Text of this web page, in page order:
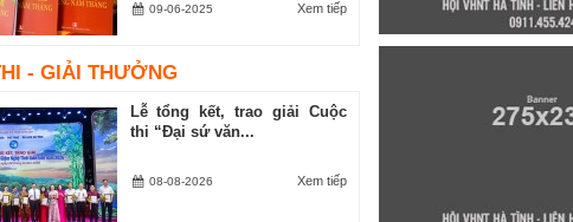
Xem tiếp
09-06-2025
- GIẢI THƯỞNG
Lễ tổng kết, trao giải Cuộc
thi “Đại sứ văn...
Xem tiếp
08-08-2026